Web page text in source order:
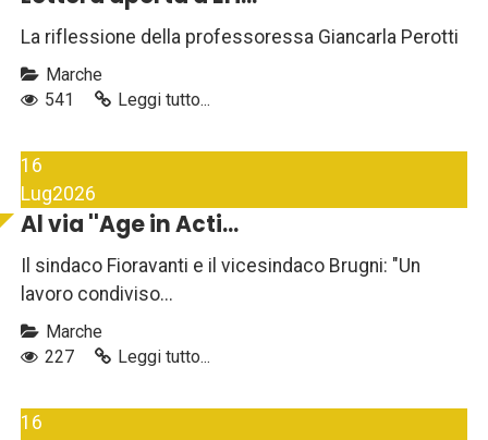
La riflessione della professoressa Giancarla Perotti
Marche
541
Leggi tutto...
16
Lug2026
Al via ''Age in Acti...
Il sindaco Fioravanti e il vicesindaco Brugni: "Un
lavoro condiviso...
Marche
227
Leggi tutto...
16